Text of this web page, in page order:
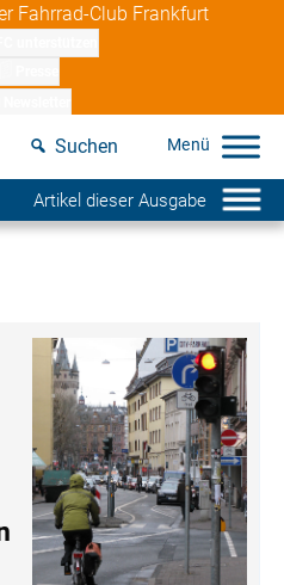
Fahrrad-Club Frankfurt
Suchen
Artikel dieser Ausgabe